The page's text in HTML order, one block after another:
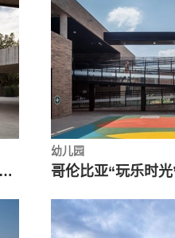
瑞吉欧教育法实践空间 / 3Arquitectura
幼儿园